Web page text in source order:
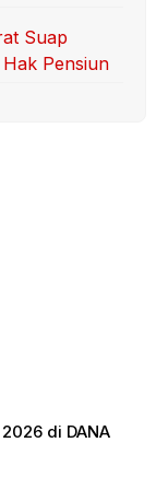
Suap
Pensiun
di DANA